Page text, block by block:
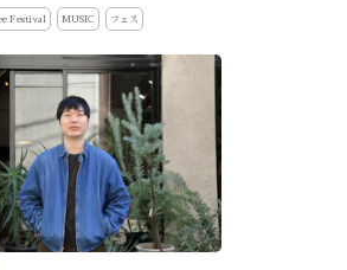
Festival MUSIC フェス